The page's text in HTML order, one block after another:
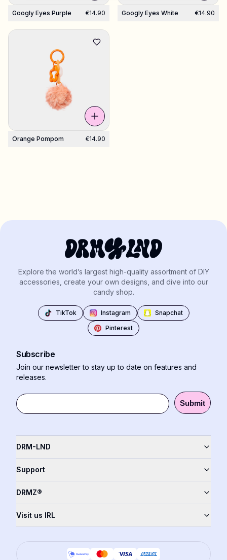
Googly Eyes Purple €14.90 Googly Eyes White €14.90
Orange Pompom €14.90
Explore the world’s largest high-quality assortment of DIY
accessories, create your own designs, and dive into our
candy shop.
TikTok Instagram
Snapchat
Pinterest
DRM-LND
Support
DRMZ®
Visit us IRL
Subscribe
Join our newsletter to stay up to date on features and
releases.
Submit